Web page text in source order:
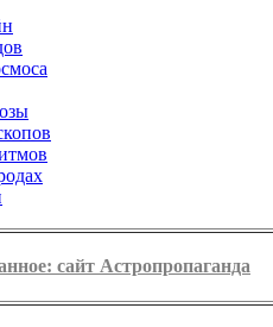
сайт Астропропаганда